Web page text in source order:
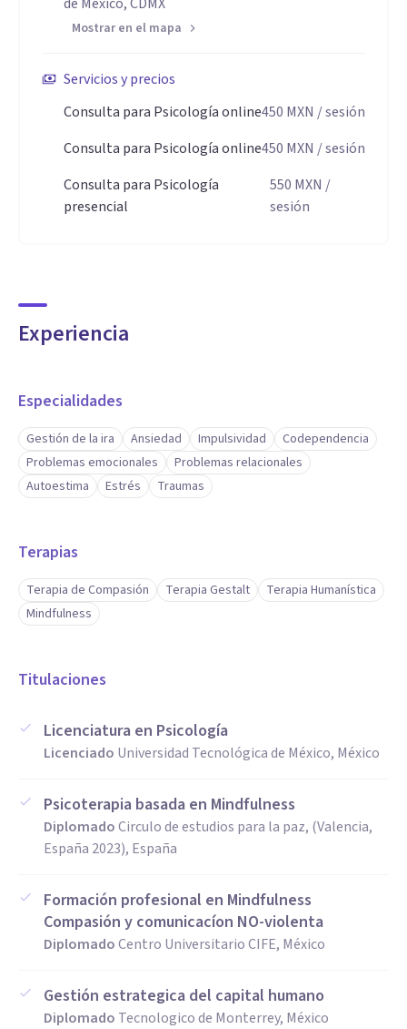
Mostrar en el mapa
Servicios y precios
Consulta para Psicología online450 MXN / sesión
Consulta para Psicología online450 MXN / sesión
Consulta para Psicología
presencial
550 MXN /
sesión
Experiencia
Especialidades
Gestión de la ira Ansiedad Impulsividad
Codependencia
Problemas emocionales
Problemas relacionales
Autoestima
Estrés Traumas
Terapias
Terapia de Compasión Terapia Gestalt
Terapia Humanística
Mindfulness
Titulaciones
Licenciatura en Psicología
Licenciado Universidad Tecnológica de México, México
Psicoterapia basada en Mindfulness
DiplomadoCirculo de estudios para la paz, (Valencia,
España 2023), España
Formación profesional en Mindfulness
Compasión y comunicacíon NO-violenta
DiplomadoCentro Universitario CIFE, México
Gestión estrategica del capital humano
Diplomado Tecnologico de Monterrey, México